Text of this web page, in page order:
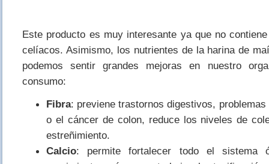
Este producto es muy interesante ya que no
celíacos. Asimismo, los nutrientes de la harina de
podemos sentir grandes mejoras en nuestro
consumo:
Fibra: previene trastornos digestivos,
o el cáncer de colon, reduce los niveles de
estreñimiento.
Calcio: permite fortalecer todo el sistema